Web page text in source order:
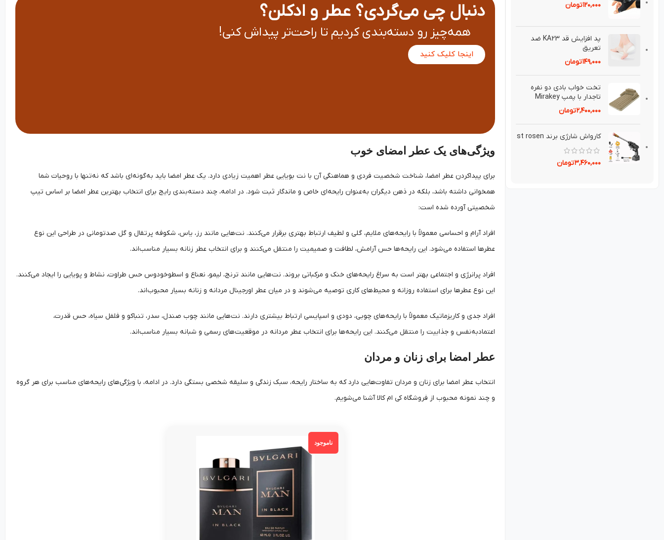
۱۲۰,۰۰۰تومان
پد افزايش قد KA23 ضد
تعريق⁣
۱۴۹,۰۰۰تومان
تخت خواب بادی دو نفره
تاجدار با پمپ Mirakey
۲,۴۰۰,۰۰۰تومان
کارواش شارژی برند st rosen
۳,۴۶۰,۰۰۰تومان
دنبال چی می‌گردی؟ عطر و ادکلن؟
همه‌چیز رو دسته‌بندی کردیم تا راحت‌تر پیداش کنی!
اینجا کلیک کنید
ویژگی‌های یک عطر امضای خوب
برای پیداکردن عطر امضا، شناخت شخصیت فردی و هماهنگی آن با نت بویایی عطر اهمیت زیادی دارد. یک عطر امضا باید به‌گونه‌ای باشد که نه‌تنها با روحیات شما
همخوانی داشته باشد، بلکه در ذهن دیگران به‌عنوان رایحه‌ای خاص و ماندگار ثبت شود. در ادامه، چند دسته‌بندی رایج برای انتخاب بهترین عطر امضا بر اساس تیپ
شخصیتی آورده شده است:
افراد آرام و احساسی معمولاً با رایحه‌های ملایم، گلی و لطیف ارتباط بهتری برقرار می‌کنند. نت‌هایی مانند رز، یاس، شکوفه پرتقال و گل صدتومانی در طراحی این نوع
عطرها استفاده می‌شود. این رایحه‌ها حس آرامش، لطافت و صمیمیت را منتقل می‌کنند و برای انتخاب عطر زنانه بسیار مناسب‌اند.
افراد پرانرژی و اجتماعی بهتر است به سراغ رایحه‌های خنک و مرکباتی بروند. نت‌هایی مانند ترنج، لیمو، نعناع و اسطوخودوس حس طراوت، نشاط و پویایی را ایجاد می‌کنند.
این نوع عطرها برای استفاده روزانه و محیط‌های کاری توصیه می‌شوند و در میان عطر اورجینال مردانه و زنانه بسیار محبوب‌اند.
افراد جدی و کاریزماتیک معمولاً با رایحه‌های چوبی، دودی و اسپایسی ارتباط بیشتری دارند. نت‌هایی مانند چوب صندل، سدر، تنباکو و فلفل سیاه، حس قدرت،
اعتماد‌به‌نفس و جذابیت را منتقل می‌کنند. این رایحه‌ها برای انتخاب عطر مردانه در موقعیت‌های رسمی و شبانه بسیار مناسب‌اند.
عطر امضا برای زنان و مردان
انتخاب عطر امضا برای زنان و مردان تفاوت‌هایی دارد که به ساختار رایحه، سبک زندگی و سلیقه شخصی بستگی دارد. در ادامه، با ویژگی‌های رایحه‌های مناسب برای هر گروه
و چند نمونه محبوب از فروشگاه کی ام کالا آشنا می‌شویم.
ناموجود